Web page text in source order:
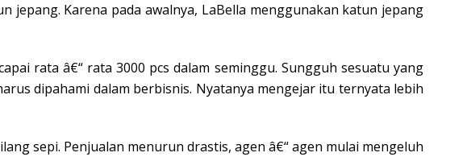
Karena pada awalnya, LaBella menggunakan katun jepang
rata â€“ rata 3000 pcs dalam seminggu. Sungguh sesuatu yang
dipahami dalam berbisnis. Nyatanya mengejar itu ternyata lebih
sepi. Penjualan menurun drastis, agen â€“ agen mulai mengeluh